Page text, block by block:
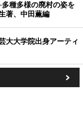
種多様の廃村の姿を
著、中田薫編
大大学院出身アーティ